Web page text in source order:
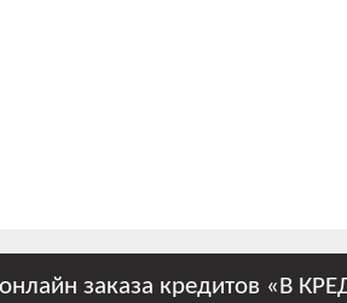
заказа кредитов «В